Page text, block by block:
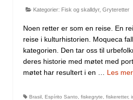
Kategorier: Fisk og skalldyr, Gryteretter
Noen retter er som en reise. En
reise i kulturhistorien. Moqueca
kategorien. Den tar oss til
deres historie med møtet med
møtet har resultert i en … Les mer
Brasil Espírito Santo fiskegryte fiskeretter,